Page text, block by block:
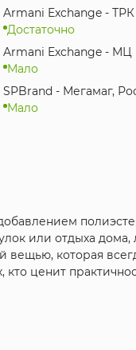
Armani Exchange -
Достаточно
Armani Exchange - МЦ
Мало
SPBrand - Мегамаг,
Мало
или отдыха дома,
которая
ценит